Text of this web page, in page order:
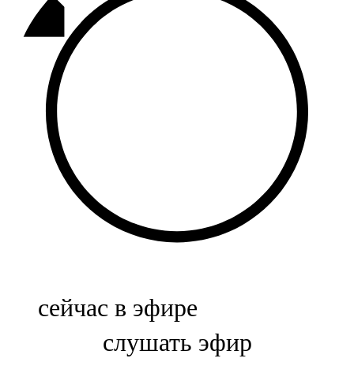
Базарлы матак
107,1 FM
Балык бистәсе
104,9 FM
Баулы
107,5 FM
Биләр
Болгар
сейчас в эфире
слушать эфир